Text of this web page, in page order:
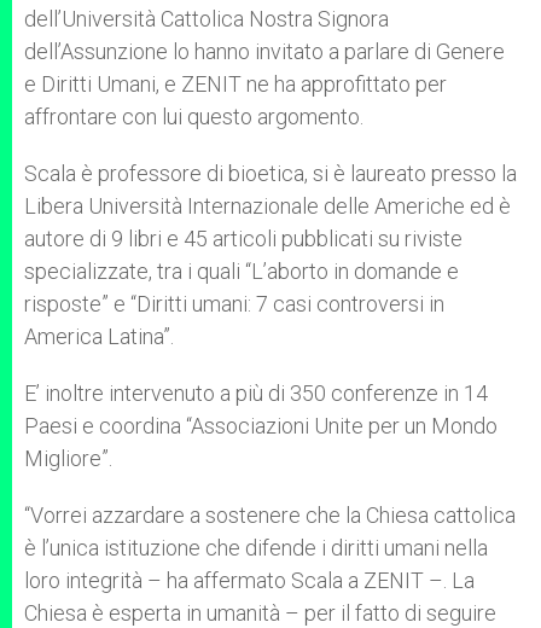
dell’Università Cattolica Nostra Signora
dell’Assunzione lo hanno invitato a parlare di Genere
e Diritti Umani, e ZENIT ne ha approfittato per
affrontare con lui questo argomento.
Scala è professore di bioetica, si è laureato presso la
Libera Università Internazionale delle Americhe ed è
autore di 9 libri e 45 articoli pubblicati su riviste
specializzate, tra i quali “L’aborto in domande e
risposte” e “Diritti umani: 7 casi controversi in
America Latina”.
E’ inoltre intervenuto a più di 350 conferenze in 14
Paesi e coordina “Associazioni Unite per un Mondo
Migliore”.
“Vorrei azzardare a sostenere che la Chiesa cattolica
è l’unica istituzione che difende i diritti umani nella
loro integrità – ha affermato Scala a ZENIT –. La
Chiesa è esperta in umanità – per il fatto di seguire